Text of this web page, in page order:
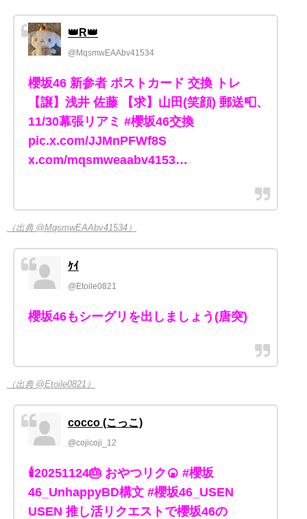
👑R👑
@MqsmwEAAbv41534
櫻坂46 新参者 ポストカード 交換 トレ
【譲】浅井 佐藤 【求】山田(笑顔) 郵送📮、
11/30幕張リアミ #櫻坂46交換
pic.x.com/JJMnPFWf8S
x.com/mqsmweaabv4153…
（出典 @MqsmwEAAbv41534）
ｹｲ
@Etoile0821
櫻坂46もシーグリを出しましょう(唐突)
（出典 @Etoile0821）
cocco (こっこ)
@cojicoji_12
🕯️20251124🎂 おやつリク🍘 #櫻坂
46_UnhappyBD構文 #櫻坂46_USEN
USEN 推し活リクエストで櫻坂46の